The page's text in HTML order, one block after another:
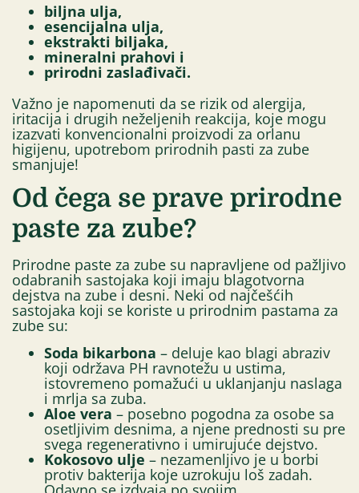
biljna ulja,
esencijalna ulja,
ekstrakti biljaka,
mineralni prahovi i
prirodni zaslađivači.
Važno je napomenuti da se rizik od alergija,
iritacija i drugih neželjenih reakcija, koje mogu
izazvati konvencionalni proizvodi za orlanu
higijenu, upotrebom prirodnih pasti za zube
smanjuje!
Od čega se prave prirodne
paste za zube?
Prirodne paste za zube su napravljene od pažljivo
odabranih sastojaka koji imaju blagotvorna
dejstva na zube i desni. Neki od najčešćih
sastojaka koji se koriste u prirodnim pastama za
zube su:
Soda bikarbona – deluje kao blagi abraziv
koji održava PH ravnotežu u ustima,
istovremeno pomažući u uklanjanju naslaga
i mrlja sa zuba.
Aloe vera – posebno pogodna za osobe sa
osetljivim desnima, a njene prednosti su pre
svega regenerativno i umirujuće dejstvo.
Kokosovo ulje – nezamenljivo je u borbi
protiv bakterija koje uzrokuju loš zadah.